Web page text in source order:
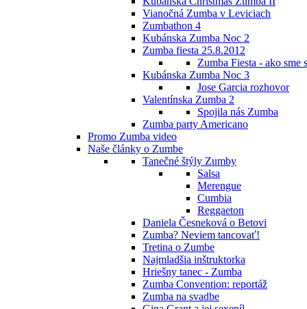
Vianočná Zumba v Leviciach
Zumbathon 4
Kubánska Zumba Noc 2
Zumba fiesta 25.8.2012
Zumba Fiesta - ako sme
Kubánska Zumba Noc 3
Jose Garcia rozhovor
Valentínska Zumba 2
Spojila nás Zumba
Zumba party Americano
Promo Zumba video
Naše články o Zumbe
Tanečné štýly Zumby
Salsa
Merengue
Cumbia
Reggaeton
Daniela Česneková o Betovi
Zumba? Neviem tancovať!
Tretina o Zumbe
Najmladšia inštruktorka
Hriešny tanec - Zumba
Zumba Convention: reportáž
Zumba na svadbe